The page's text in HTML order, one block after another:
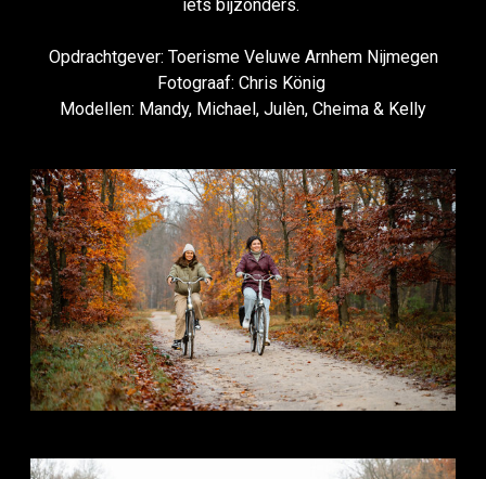
iets bijzonders.
Opdrachtgever: Toerisme Veluwe Arnhem Nijmegen
Fotograaf: Chris König
Modellen: Mandy, Michael, Julèn, Cheima & Kelly